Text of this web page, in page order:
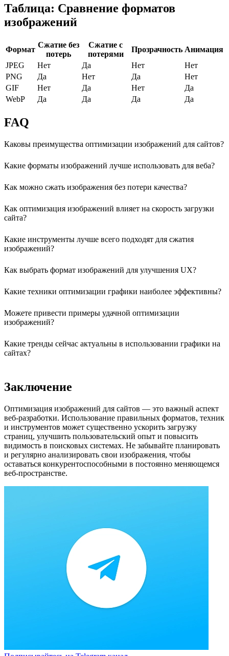
Таблица: Сравнение форматов
изображений
Формат
Сжатие без
потерь
Сжатие с
потерями
Прозрачность Анимация
JPEG
Нет Да Нет
Нет
PNG
Да Нет Да
Нет
GIF
Нет Да Нет
Да
WebP
Да Да Да Да
FAQ
Каковы преимущества оптимизации изображений для сайтов?
Какие форматы изображений лучше использовать для веба?
Как можно сжать изображения без потери качества?
Как оптимизация изображений влияет на скорость загрузки
сайта?
Какие инструменты лучше всего подходят для сжатия
изображений?
Как выбрать формат изображений для улучшения UX?
Какие техники оптимизации графики наиболее эффективны?
Можете привести примеры удачной оптимизации
изображений?
Какие тренды сейчас актуальны в использовании графики на
сайтах?
Заключение
Оптимизация изображений для сайтов — это важный аспект
веб-разработки. Использование правильных форматов, техник
и инструментов может существенно ускорить загрузку
страниц, улучшить пользовательский опыт и повысить
видимость в поисковых системах. Не забывайте планировать
и регулярно анализировать свои изображения, чтобы
оставаться конкурентоспособными в постоянно меняющемся
веб-пространстве.